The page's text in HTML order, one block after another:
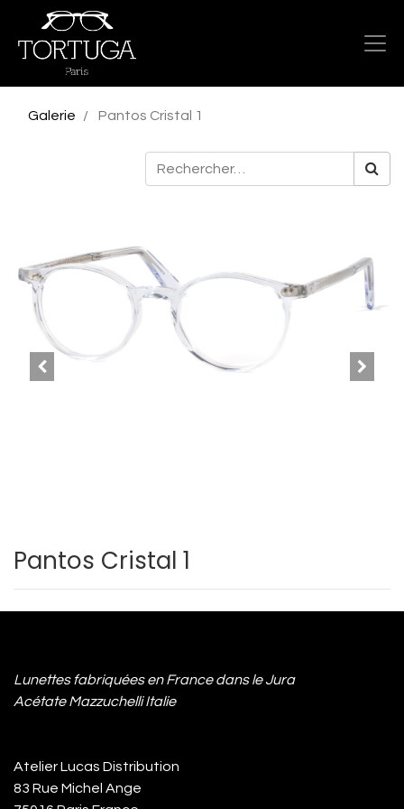
Galerie Pantos Cristal 1
Pantos Cristal 1
Lunettes fabriquées en France dans le Jura
Acétate Mazzuchelli Italie
Atelier Lucas Distribution
83 Rue Michel Ange